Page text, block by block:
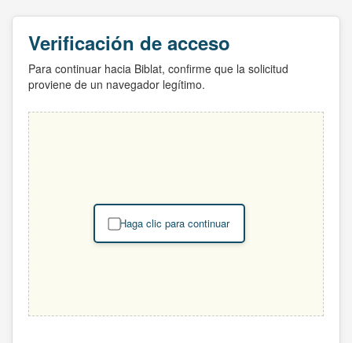
Verificación de acceso
Para continuar hacia Biblat, confirme que la solicitud
proviene de un navegador legítimo.
Haga clic para continuar